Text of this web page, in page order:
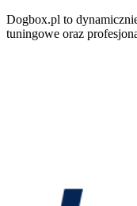
Dogbox.pl to
tuningowe oraz